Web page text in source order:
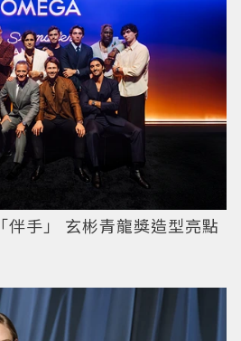
伴手」 玄彬青龍獎造型亮點